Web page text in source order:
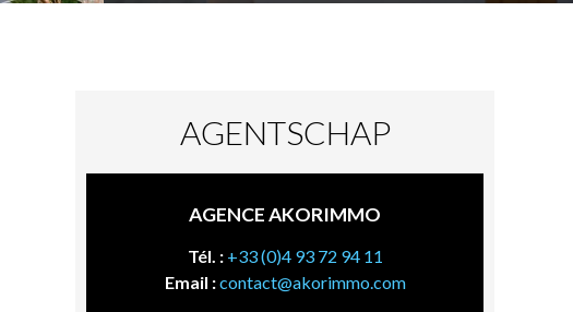
AGENTSCHAP
AGENCE AKORIMMO
Tél. : +33 (0)4 93 72 94 11
Email :contact@akorimmo.com